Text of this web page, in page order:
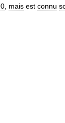
0 mais est connu